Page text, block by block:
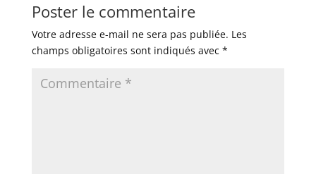
Poster le commentaire
Votre adresse e-mail ne sera pas publiée. Les
champs obligatoires sont indiqués avec *